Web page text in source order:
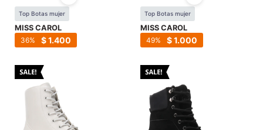
Top Botas mujer
MISS CAROL
$1.400
36
Top Botas mujer
MISS CAROL
$1.000
49